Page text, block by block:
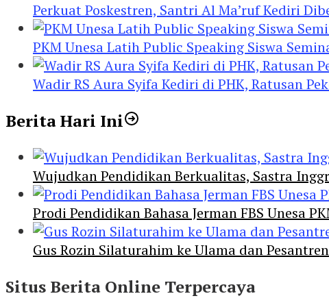
Perkuat Poskestren, Santri Al Ma’ruf Kediri
PKM Unesa Latih Public Speaking Siswa
Wadir RS Aura Syifa Kediri di PHK, Ratusan
Berita Hari Ini
Wujudkan Pendidikan Berkualitas, Sastra
Prodi Pendidikan Bahasa Jerman FBS Unesa
Gus Rozin Silaturahim ke Ulama dan
Situs Berita Online Terpercaya